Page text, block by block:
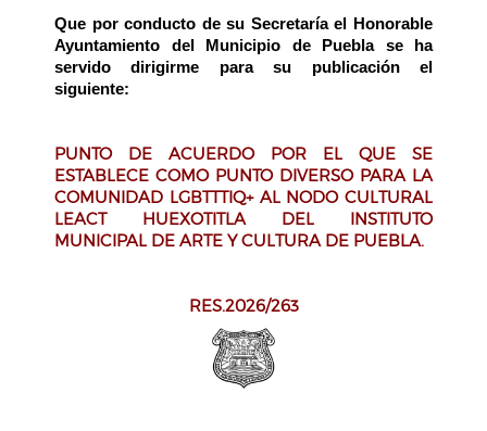
Que por conducto de su Secretaría el Honorable
Ayuntamiento del Municipio de Puebla se ha
servido dirigirme para su publicación el
siguiente:
PUNTO DE ACUERDO POR EL QUE SE
ESTABLECE COMO PUNTO DIVERSO PARA LA
COMUNIDAD LGBTTTIQ+ AL NODO CULTURAL
LEACT HUEXOTITLA DEL INSTITUTO
MUNICIPAL DE ARTE Y CULTURA DE PUEBLA.
RES.2026/263